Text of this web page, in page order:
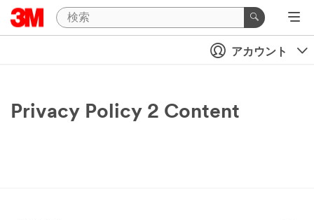
アカウント
Privacy Policy 2 Content